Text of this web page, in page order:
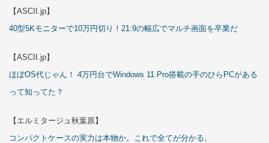
【ASCII.jp】
40型5Kモニターで10万円切り！21:9の幅広でマルチ画面を卒業だ
【ASCII.jp】
ほぼOS代じゃん！ 4万円台でWindows 11 Pro搭載の手のひらPCがある
って知ってた？
【エルミタージュ秋葉原】
コンパクトケースの実力は本物か。これで全てが分かる。